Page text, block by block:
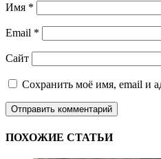
Имя *
Email *
Сайт
Сохранить моё имя, email и
ПОХОЖИЕ СТАТЬИ